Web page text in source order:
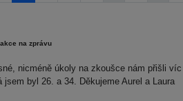
na zprávu
nicméně úkoly na zkoušce nám přišli
byl 26. a 34. Děkujeme Aurel a Laura